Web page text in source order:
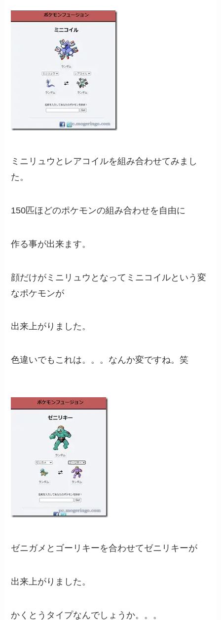
ミニリュウとレアコイルを組み合わせてみまし
た。
150匹ほどのポケモンの組み合わせを自由に
作る事が出来ます。
顔だけがミニリュウとなってミニコイルという変
なポケモンが
出来上がりました。
色違いでもこれは。。。なんか変ですね。笑
ゼニガメとゴーリキーを合わせてゼニリキーが
出来上がりました。
かくとうタイプなんでしょうか。。。